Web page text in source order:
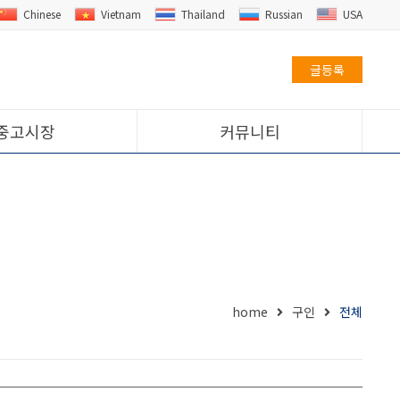
Chinese Vietnam Thailand Russian USA
글등록
고시장 커뮤니티
home 구인 전체